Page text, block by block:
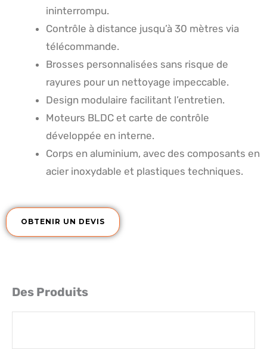
Des Produits
ininterrompu.
Contrôle à distance jusqu’à 30 mètres via
télécommande.
Brosses personnalisées sans risque de
rayures pour un nettoyage impeccable.
Design modulaire facilitant l’entretien.
Moteurs BLDC et carte de contrôle
développée en interne.
Corps en aluminium, avec des composants en
acier inoxydable et plastiques techniques.
OBTENIR UN DEVIS